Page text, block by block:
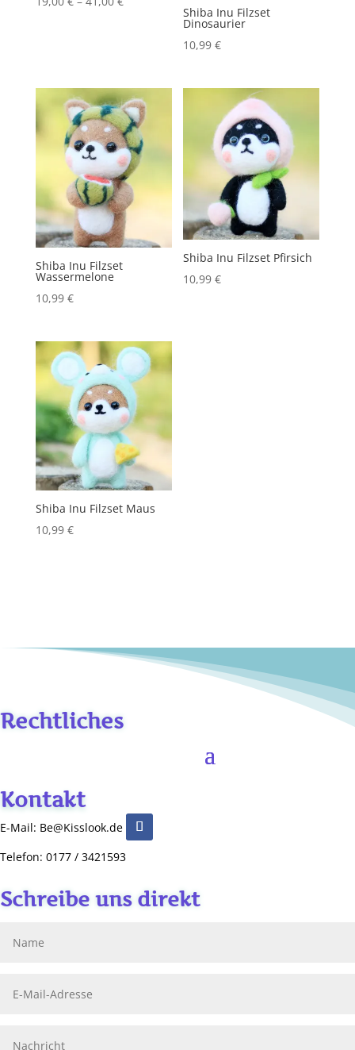
Shiba Inu Filzset
Dinosaurier
10,99€
Shiba Inu Filzset
Wassermelone
10,99 €
Shiba Inu Filzset Pfirsich
10,99€
Shiba Inu Filzset Maus
10,99 €
Rechtliches
Kontakt
E-Mail: Be@Kisslook.de
Telefon: 0177 / 3421593
Schreibe uns direkt